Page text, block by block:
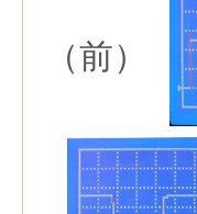
（前）